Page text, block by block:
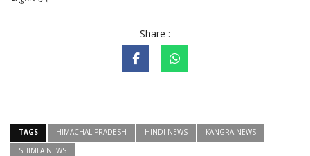
Share :
TAGS HIMACHAL PRADESH HINDI NEWS
KANGRA NEWS
SHIMLA NEWS